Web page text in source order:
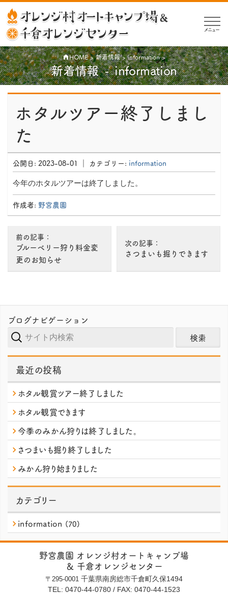
メニュー
HOME>新着情報>information>
新着情報 information
information
ホタルツアー終了しまし
た
公開日: 2023-08-01 ｜ カテゴリー: information
今年のホタルツアーは終了しました。
作成者: 野宮農園
前の記事：
ブルーベリー狩り料金変
更のお知らせ
次の記事：
さつまいも掘りできます
ブログナビゲーション
ト
検
最近の投稿
ホタル観賞ツアー終了しました
ホタル観賞できます
今季のみかん狩りは終了しました。
さつまいも掘り終了しました
みかん狩り始まりました
カテゴリー
information (70)
野宮農園 オレンジ村オートキャンプ場
＆ 千倉オレンジセンター
〒295-0001 千葉県南房総市千倉町久保1494
TEL: 0470-44-0780 / FAX: 0470-44-1523